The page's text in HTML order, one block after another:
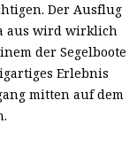
Der Ausflug
aus wird wirklich
der Segelboote
Erlebnis
mitten auf dem